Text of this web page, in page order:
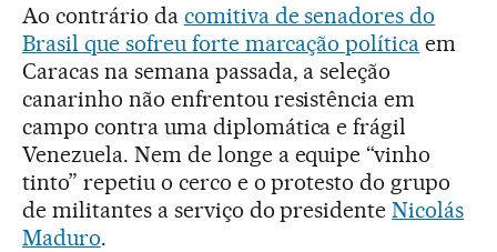
Ao contrário da comitiva de senadores do
Brasil que sofreu forte marcação política em
Caracas na semana passada, a seleção
canarinho não enfrentou resistência em
campo contra uma diplomática e frágil
Venezuela. Nem de longe a equipe “vinho
tinto” repetiu o cerco e o protesto do grupo
de militantes a serviço do presidenteNicolás
Maduro.